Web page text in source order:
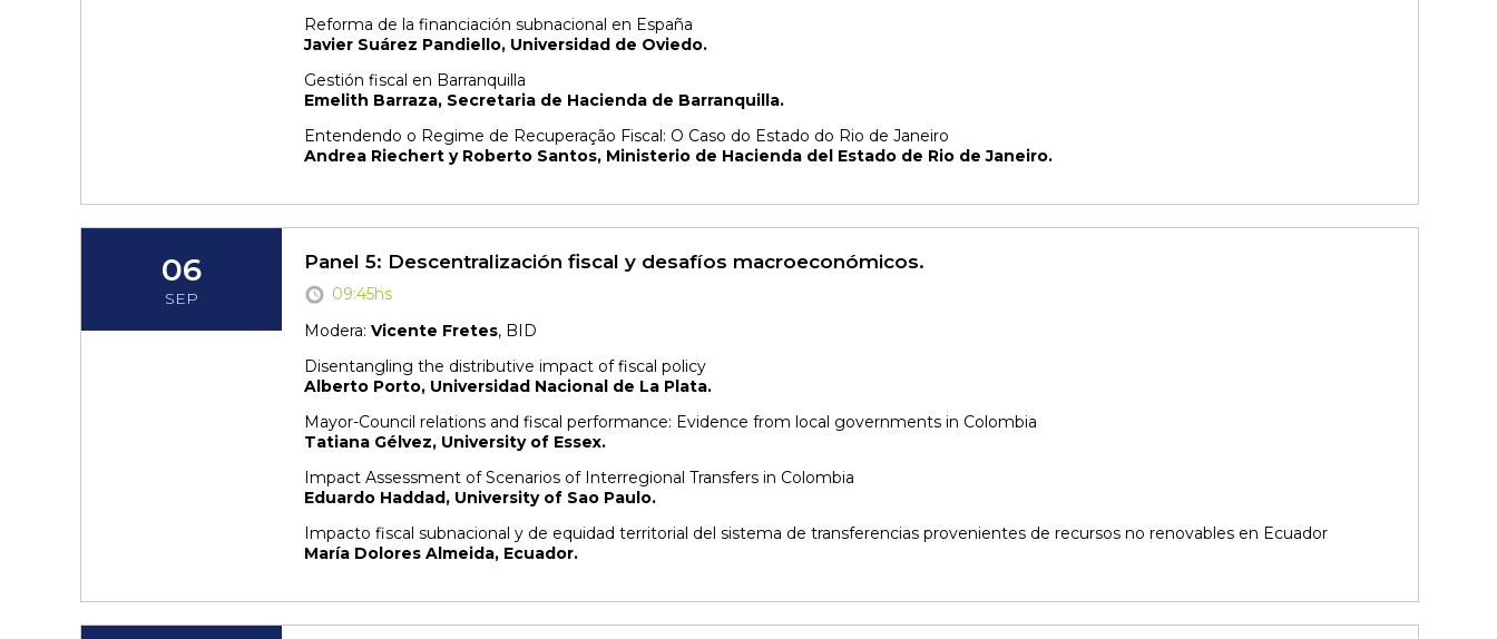
Reforma de la financiación subnacional en España
Javier Suárez Pandiello, Universidad de Oviedo.
Gestión fiscal en Barranquilla
Emelith Barraza, Secretaria de Hacienda de Barranquilla.
Entendendo o Regime de Recuperação Fiscal: O Caso do Estado do Rio de Janeiro
Andrea Riechert y Roberto Santos, Ministerio de Hacienda del Estado de Rio de Janeiro.
06
SEP
Panel 5: Descentralización fiscal y desafíos macroeconómicos.
09:45hs
Modera: Vicente Fretes, BID
Disentangling the distributive impact of fiscal policy
Alberto Porto, Universidad Nacional de La Plata.
Mayor-Council relations and fiscal performance: Evidence from local governments in Colombia
Tatiana Gélvez, University of Essex.
Impact Assessment of Scenarios of Interregional Transfers in Colombia
Eduardo Haddad, University of Sao Paulo.
Impacto fiscal subnacional y de equidad territorial del sistema de transferencias provenientes de recursos no renovables en Ecuador
María Dolores Almeida, Ecuador.